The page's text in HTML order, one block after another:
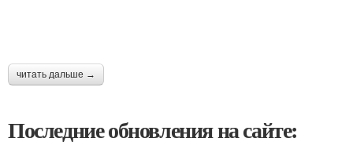
читать дальше →
Последние обновления на сайте: